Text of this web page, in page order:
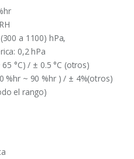
a 1100) hPa,
0,2 hPa
°C) / ± 0.5 °C (otros)
%hr ~ 90 %hr ) / ± 4%(otros)
el rango)